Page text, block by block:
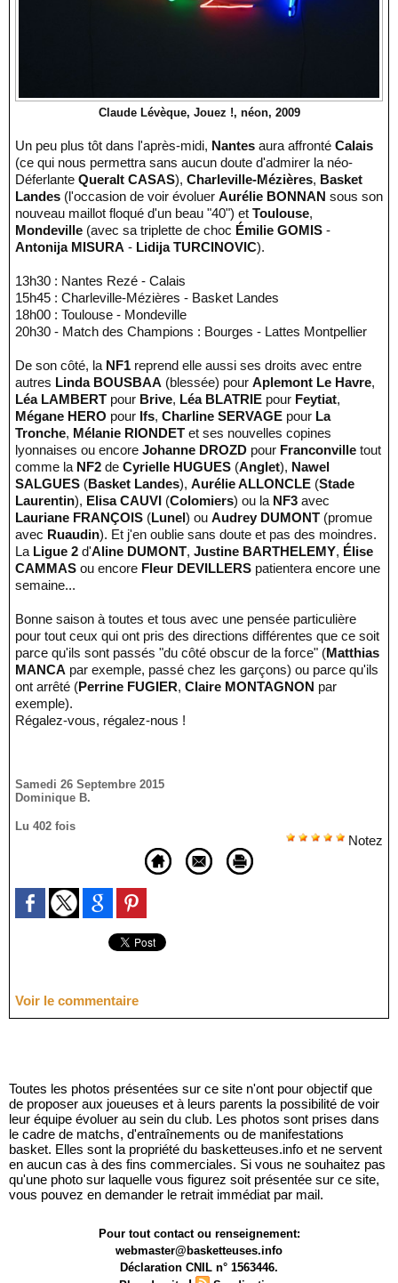
Claude Lévèque, Jouez !, néon, 2009
Un peu plus tôt dans l'après-midi, Nantes aura affronté Calais
(ce qui nous permettra sans aucun doute d'admirer la néo-
Déferlante Queralt CASAS), Charleville-Mézières, Basket
Landes (l'occasion de voir évoluer Aurélie BONNAN sous son
nouveau maillot floqué d'un beau "40") et Toulouse,
Mondeville (avec sa triplette de choc Émilie GOMIS -
Antonija MISURA - Lidija TURCINOVIC).
13h30 : Nantes Rezé - Calais
15h45 : Charleville-Mézières - Basket Landes
18h00 : Toulouse - Mondeville
20h30 - Match des Champions : Bourges - Lattes Montpellier
De son côté, la NF1 reprend elle aussi ses droits avec entre
autres Linda BOUSBAA (blessée) pour Aplemont Le Havre,
Léa LAMBERT pour Brive, Léa BLATRIE pour Feytiat,
Mégane HERO pour Ifs, Charline SERVAGE pour La
Tronche, Mélanie RIONDET et ses nouvelles copines
lyonnaises ou encore Johanne DROZD pour Franconville tout
comme la NF2 de Cyrielle HUGUES (Anglet), Nawel
SALGUES (Basket Landes), Aurélie ALLONCLE (Stade
Laurentin), Elisa CAUVI (Colomiers) ou la NF3 avec
Lauriane FRANÇOIS (Lunel) ou Audrey DUMONT (promue
avec Ruaudin). Et j'en oublie sans doute et pas des moindres.
La Ligue 2 d'Aline DUMONT, Justine BARTHELEMY, Élise
CAMMAS ou encore Fleur DEVILLERS patientera encore une
semaine...
Bonne saison à toutes et tous avec une pensée particulière
pour tout ceux qui ont pris des directions différentes que ce soit
parce qu'ils sont passés "du côté obscur de la force" (Matthias
MANCA par exemple, passé chez les garçons) ou parce qu'ils
ont arrêté (Perrine FUGIER, Claire MONTAGNON par
exemple).
Régalez-vous, régalez-nous !
Samedi 26 Septembre 2015
Dominique B.
Lu 402 fois
Notez
Voir le commentaire
Toutes les photos présentées sur ce site n'ont pour objectif que
de proposer aux joueuses et à leurs parents la possibilité de voir
leur équipe évoluer au sein du club. Les photos sont prises dans
le cadre de matchs, d'entraînements ou de manifestations
basket. Elles sont la propriété du basketteuses.info et ne servent
en aucun cas à des fins commerciales. Si vous ne souhaitez pas
qu'une photo sur laquelle vous figurez soit présentée sur ce site,
vous pouvez en demander le retrait immédiat par mail.
Pour tout contact ou renseignement:
webmaster@basketteuses.info
Déclaration CNIL n° 1563446.